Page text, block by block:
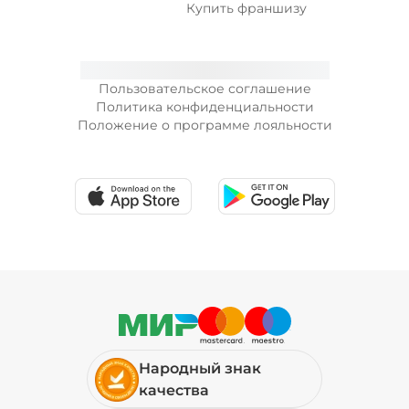
застало тебя в тот момент, когда все уже спят,
В нашем меню ты найдешь блюда для любой
ситуации: бизнес-ланч, обед с друзьями,
ты уже понял: «Хочу попробовать хот-дог», то
скорее ищи «тот самый» в нашем меню!
Пользовательское соглашение
Политика конфиденциальности
Положение о программе лояльности
Купить франшизу
Народный знак
качества